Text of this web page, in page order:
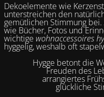
Dekoelemente wie
unterstreichen den
gemütlichen Stimmung
wie Bücher, Fotos und
wichtige wohnaccessoires
hyggelig, weshalb oft
Hygge betont die
Freuden des
arrangiertes
glückliche